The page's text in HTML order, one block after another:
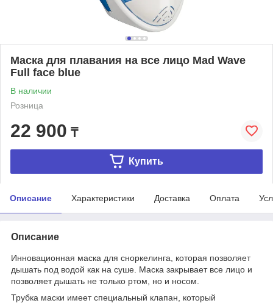
Маска для плавания на все лицо Mad Wave
Full face blue
В наличии
Розница
22 900 ₸
Купить
Описание Характеристики Доставка Оплата
Описание
Инновационная маска для сноркелинга, которая позволяет
дышать под водой как на суше. Маска закрывает все лицо и
позволяет дышать не только ртом, но и носом.
Трубка маски имеет специальный клапан, который